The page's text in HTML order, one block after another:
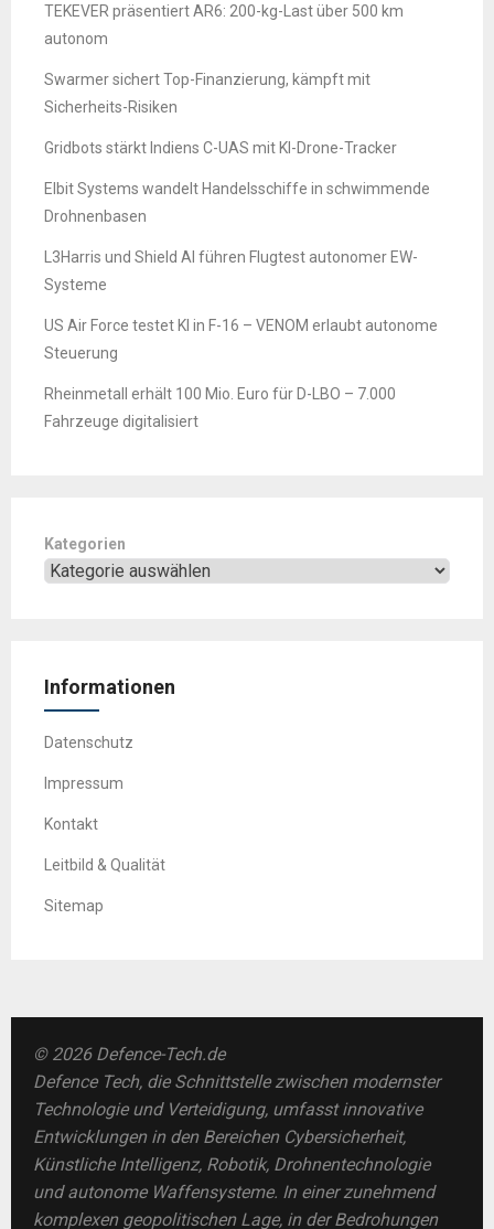
TEKEVER präsentiert AR6: 200-kg-Last über 500 km
autonom
Swarmer sichert Top-Finanzierung, kämpft mit
Sicherheits-Risiken
Gridbots stärkt Indiens C-UAS mit KI-Drone-Tracker
Elbit Systems wandelt Handelsschiffe in schwimmende
Drohnenbasen
L3Harris und Shield AI führen Flugtest autonomer EW-
Systeme
US Air Force testet KI in F-16 – VENOM erlaubt autonome
Steuerung
Rheinmetall erhält 100 Mio. Euro für D-LBO – 7.000
Fahrzeuge digitalisiert
Kategorien
Informationen
Datenschutz
Impressum
Kontakt
Leitbild & Qualität
Sitemap
© 2026 Defence-Tech.de
Defence Tech, die Schnittstelle zwischen modernster
Technologie und Verteidigung, umfasst innovative
Entwicklungen in den Bereichen Cybersicherheit,
Künstliche Intelligenz, Robotik, Drohnentechnologie
und autonome Waffensysteme. In einer zunehmend
komplexen geopolitischen Lage, in der Bedrohungen